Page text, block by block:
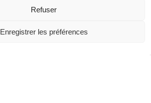
Refuser
Enregistrer les préférences